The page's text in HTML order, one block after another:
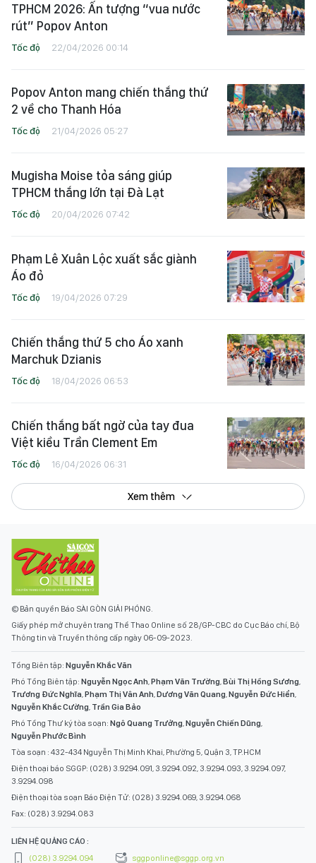
TPHCM 2026: Ấn tượng “vua nước
rút” Popov Anton
Tốc độ 22/04/2026 00:14
Popov Anton mang chiến thắng thứ
2 về cho Thanh Hóa
Tốc độ 21/04/2026 05:27
Mugisha Moise tỏa sáng giúp
TPHCM thắng lớn tại Đà Lạt
Tốc độ 20/04/2026 07:42
Phạm Lê Xuân Lộc xuất sắc giành
Áo đỏ
Tốc độ 19/04/2026 07:29
Chiến thắng thứ 5 cho Áo xanh
Marchuk Dzianis
Tốc độ 18/04/2026 06:53
Chiến thắng bất ngờ của tay đua
Việt kiều Trần Clement Em
Tốc độ 16/04/2026 06:31
Xem thêm
© Bản quyền Báo SÀI GÒN GIẢI PHÓNG.
Giấy phép mở chuyên trang Thể Thao Online số 28/GP-CBC do Cục Báo chí, Bộ
Thông tin và Truyền thông cấp ngày 06-09-2023.
Tổng Biên tập: Nguyễn Khắc Văn
Phó Tổng Biên tập: Nguyễn Ngọc Anh Phạm Văn Trường Bùi Thị Hồng Sương
Trương Đức Nghĩa Phạm Thị Vân Anh Dương Văn Quang Nguyễn Đức Hiển
Nguyễn Khắc Cường Trần Gia Bảo
Phó Tổng Thư ký tòa soạn: Ngô Quang Trưởng Nguyễn Chiến Dũng
Nguyễn Phước Bình
Tòa soạn : 432-434 Nguyễn Thị Minh Khai, Phường 5, Quận 3, TP.HCM
Điện thoại báo SGGP: (028) 3.9294.091, 3.9294.092, 3.9294.093, 3.9294.097,
3.9294.098
Điện thoại tòa soạn Báo Điện Tử: (028) 3.9294.069, 3.9294.068
Fax: (028) 3.9294.083
LIÊN HỆ QUẢNG CÁO :
(028) 3.9294.094
sggponline@sggp.org.vn